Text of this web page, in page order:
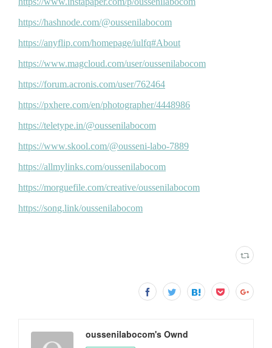
oussenilabocom's Ownd